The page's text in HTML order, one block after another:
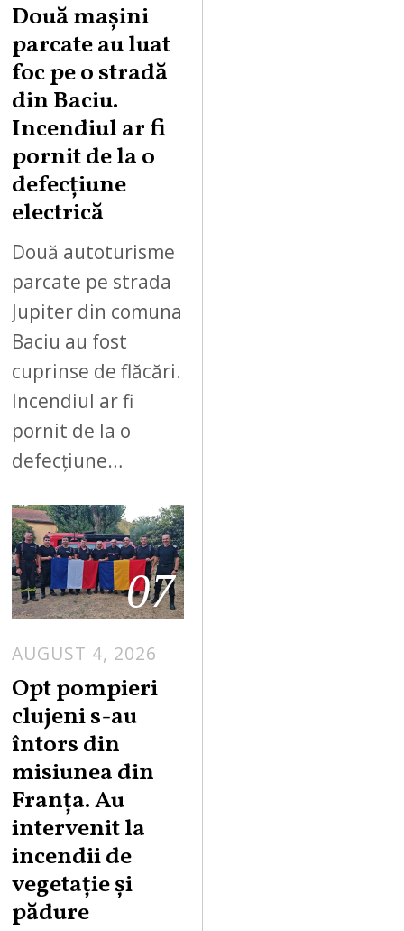
Două mașini
parcate au luat
foc pe o stradă
din Baciu.
Incendiul ar fi
pornit de la o
defecțiune
electrică
Două autoturisme
parcate pe strada
Jupiter din comuna
Baciu au fost
cuprinse de flăcări.
Incendiul ar fi
pornit de la o
defecțiune…
07
AUGUST 4, 2026
Opt pompieri
clujeni s-au
întors din
misiunea din
Franța. Au
intervenit la
incendii de
vegetație și
pădure